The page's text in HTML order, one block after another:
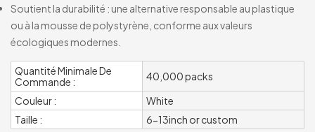
Soutient la durabilité : une alternative responsable au plastique
ou à la mousse de polystyrène, conforme aux valeurs
écologiques modernes.
Quantité Minimale De
Commande :
40,000 packs
Couleur :
White
Taille :
6-13inch or custom